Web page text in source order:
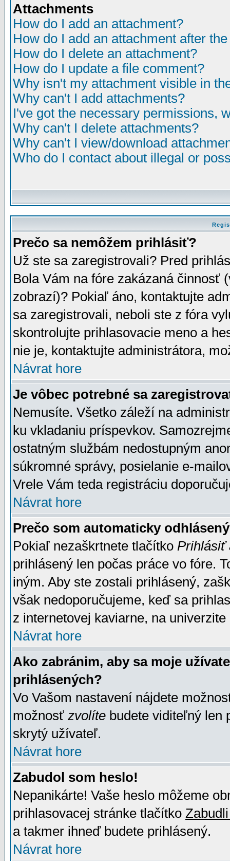
Attachments
How do I add an attachment?
How do I add an attachment after
How do I delete an attachment?
How do I update a file comment?
Why isn't my attachment visible in
Why can't I add attachments?
I've got the necessary permissions,
Why can't I delete attachments?
Why can't I view/download
Who do I contact about illegal or
Prečo sa nemôžem prihlásiť?
Už ste sa zaregistrovali? Pred
Bola Vám na fóre zakázaná činnosť
zobrazí)? Pokiaľ áno, kontaktujte
sa zaregistrovali, neboli ste z fóra
skontrolujte prihlasovacie meno a
nie je, kontaktujte administrátora,
Návrat hore
Je vôbec potrebné sa
Nemusíte. Všetko záleží na
ku vkladaniu príspevkov.
ostatným službám nedostupným
súkromné správy, posielanie e-
Vrele Vám teda registráciu
Návrat hore
Prečo som automaticky
Pokiaľ nezaškrtnete tlačítko Prihlásiť
prihlásený len počas práce vo fóre.
iným. Aby ste zostali prihlásený,
však nedoporučujeme, keď sa
z internetovej kaviarne, na univerzite
Návrat hore
Ako zabránim, aby sa moje
prihlásených?
Vo Vašom nastavení nájdete
možnosť zvolíte budete viditeľný len
skrytý užívateľ.
Návrat hore
Zabudol som heslo!
Nepanikárte! Vaše heslo môžeme
prihlasovacej stránke tlačítko
a takmer ihneď budete prihlásený.
Návrat hore